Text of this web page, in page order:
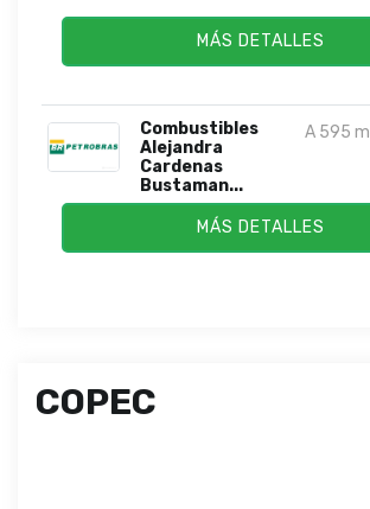
MÁS DETALLES
Combustibles
Alejandra
Cardenas
Bustaman...
A 595
MÁS DETALLES
COPEC